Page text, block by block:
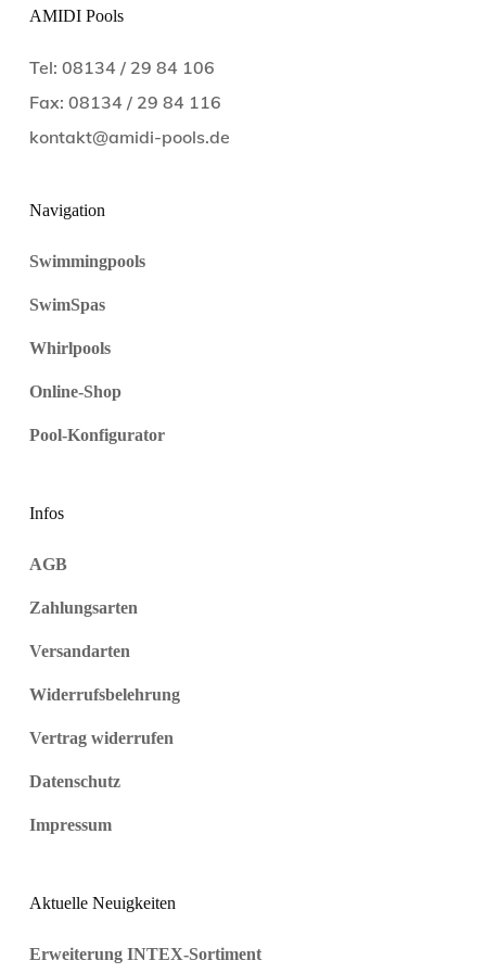
AMIDI Pools
Tel: 08134 / 29 84 106
Fax: 08134 / 29 84 116
kontakt@amidi-pools.de
Navigation
Swimmingpools
SwimSpas
Whirlpools
Online-Shop
Pool-Konfigurator
Infos
AGB
Zahlungsarten
Versandarten
Widerrufsbelehrung
Vertrag widerrufen
Datenschutz
Impressum
Aktuelle Neuigkeiten
Erweiterung INTEX-Sortiment